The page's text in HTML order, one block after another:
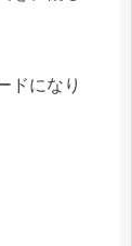
ドになり